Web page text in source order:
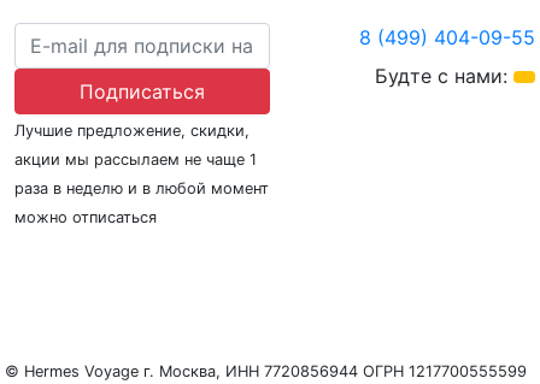
© Hermes Voyage г. Москва, ИНН 7720856944 ОГРН 1217700555599
Подписаться
Лучшие предложение, скидки,
акции мы рассылаем не чаще 1
раза в неделю и в любой момент
можно отписаться
8 (499) 404-09-55
Будте с нами: